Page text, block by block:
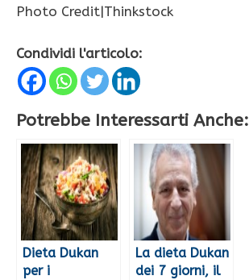
Photo Credit|Thinkstock
Condividi l'articolo:
Potrebbe Interessarti Anche:
Dieta Dukan
per i
La dieta Dukan
dei 7 giorni, il